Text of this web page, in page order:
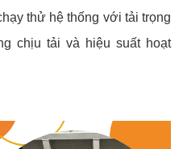
thử hệ thống với tải trọng
chịu tải và hiệu suất hoạt